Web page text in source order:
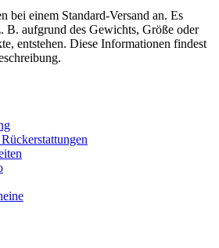
bei einem Standard-Versand an. Es
B. aufgrund des Gewichts, Größe oder
entstehen. Diese Informationen findest